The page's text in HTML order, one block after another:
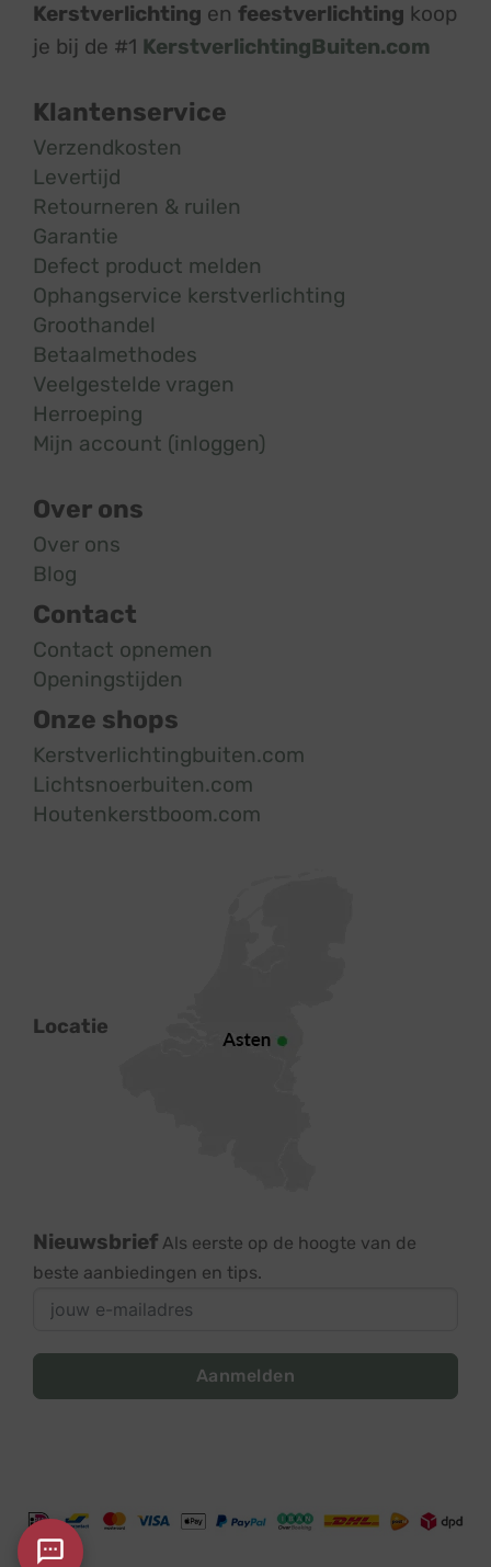
Kerstverlichting en feestverlichting koop
je bij de #1 KerstverlichtingBuiten.com
Klantenservice
Verzendkosten
Levertijd
Retourneren & ruilen
Garantie
Defect product melden
Ophangservice kerstverlichting
Groothandel
Betaalmethodes
Veelgestelde vragen
Herroeping
Mijn account (inloggen)
Over ons
Over ons
Blog
Contact
Contact opnemen
Openingstijden
Onze shops
Kerstverlichtingbuiten.com
Lichtsnoerbuiten.com
Houtenkerstboom.com
Locatie
Nieuwsbrief Als eerste op de hoogte van de
beste aanbiedingen en tips.
Aanmelden